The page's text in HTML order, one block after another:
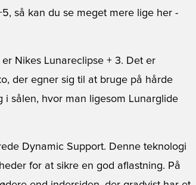
så kan du se meget mere lige her -
er Nikes Lunareclipse + 3. Det er
der egner sig til at bruge på hårde
sålen, hvor man ligesom Lunarglide
Dynamic Support. Denne teknologi
for at sikre en god aflastning. På